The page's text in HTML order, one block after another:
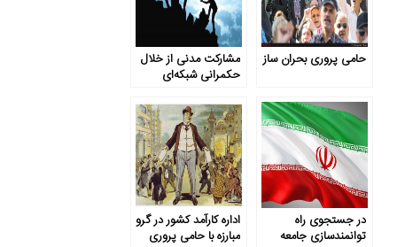
حامی پروری بحران ساز
مشارکت مدنی از خلال
حکمرانی شبکه‌ای
در جستجوی راه
توانمندسازی جامعه
اداره کارآمد کشور در گرو
مبارزه با حامی پروری